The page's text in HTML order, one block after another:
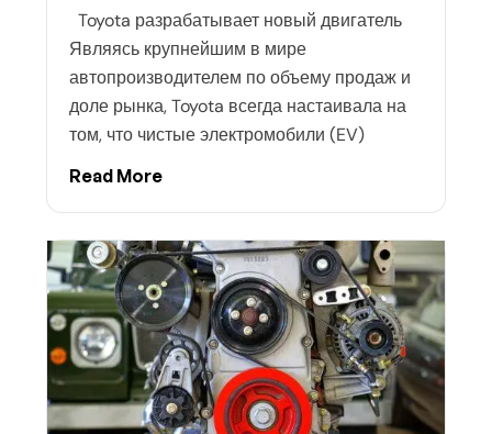
Toyota разрабатывает новый двигатель
Являясь крупнейшим в мире
автопроизводителем по объему продаж и
доле рынка, Toyota всегда настаивала на
том, что чистые электромобили (EV)
Read More